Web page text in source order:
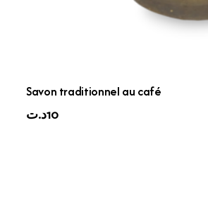
Savon traditionnel au café
10د.ت